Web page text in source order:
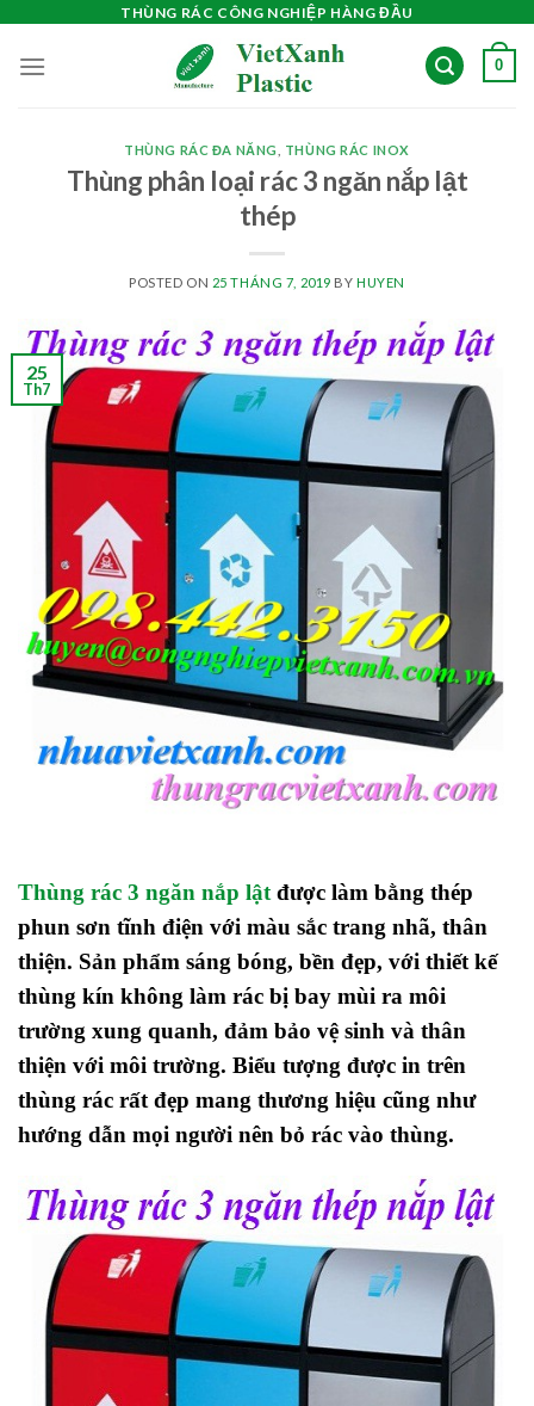
content
THÙNG RÁC CÔNG NGHIỆP HÀNG ĐẦU
0
THÙNG RÁC ĐA NĂNG THÙNG RÁC INOX
Thùng phân loại rác 3 ngăn nắp lật
thép
POSTED ON 25 THÁNG 7, 2019 BY HUYEN
25
Th7
Thùng rác 3 ngăn nắp lật được làm bằng thép
phun sơn tĩnh điện với màu sắc trang nhã, thân
thiện. Sản phẩm sáng bóng, bền đẹp, với thiết kế
thùng kín không làm rác bị bay mùi ra môi
trường xung quanh, đảm bảo vệ sinh và thân
thiện với môi trường. Biểu tượng được in trên
thùng rác rất đẹp mang thương hiệu cũng như
hướng dẫn mọi người nên bỏ rác vào thùng.